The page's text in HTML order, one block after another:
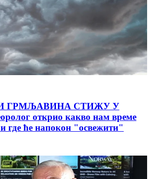
ГРМЉАВИНА СТИЖУ У
открио какво нам време
где ће напокон "освежити"